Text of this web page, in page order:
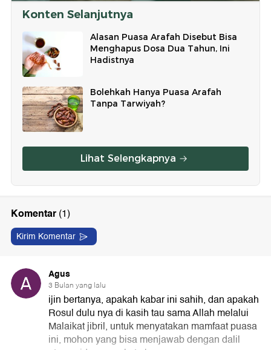
Konten Selanjutnya
Alasan Puasa Arafah Disebut Bisa
Menghapus Dosa Dua Tahun, Ini
Hadistnya
Bolehkah Hanya Puasa Arafah
Tanpa Tarwiyah?
Lihat Selengkapnya